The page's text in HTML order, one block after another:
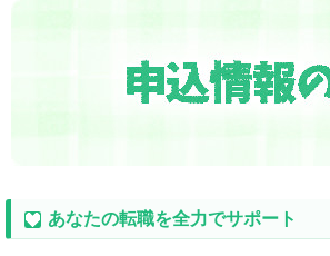
あなたの転職を全力でサポート